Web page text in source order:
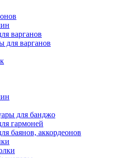
варганов
для варганов
для банджо
гармоней
баянов, аккордеонов